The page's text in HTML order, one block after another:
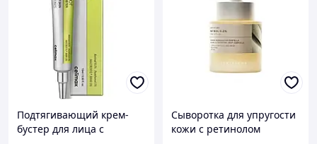
Подтягивающий крем-
бустер для лица с
Сыворотка для упругости
кожи с ретинолом